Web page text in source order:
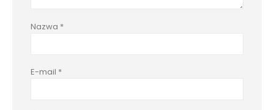
Nazwa *
E-mail *